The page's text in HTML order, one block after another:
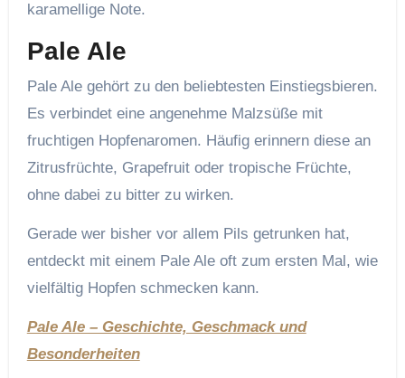
karamellige Note.
Pale Ale
Pale Ale gehört zu den beliebtesten Einstiegsbieren.
Es verbindet eine angenehme Malzsüße mit
fruchtigen Hopfenaromen. Häufig erinnern diese an
Zitrusfrüchte, Grapefruit oder tropische Früchte,
ohne dabei zu bitter zu wirken.
Gerade wer bisher vor allem Pils getrunken hat,
entdeckt mit einem Pale Ale oft zum ersten Mal, wie
vielfältig Hopfen schmecken kann.
Pale Ale – Geschichte, Geschmack und
Besonderheiten